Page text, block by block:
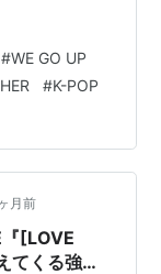
位未満の指標
ンでは有料会
。また、以下
員が確認可能
#WE GO UP
#K-POP
月前
[LOVE
てくる強さ